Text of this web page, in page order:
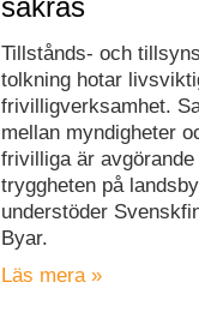
säkras
Tillstånds- och
tolkning hotar
frivilligverksamhet.
mellan myndigheter
frivilliga är avgörande
tryggheten på
understöder
Byar.
Läs mera »